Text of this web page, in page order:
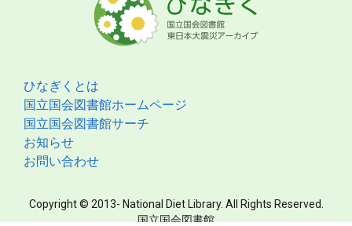
ひなぎくとは
国立国会図書館ホームページ
国立国会図書館サーチ
お知らせ
お問い合わせ
Copyright © 2013- National Diet Library. All Rights Reserved.